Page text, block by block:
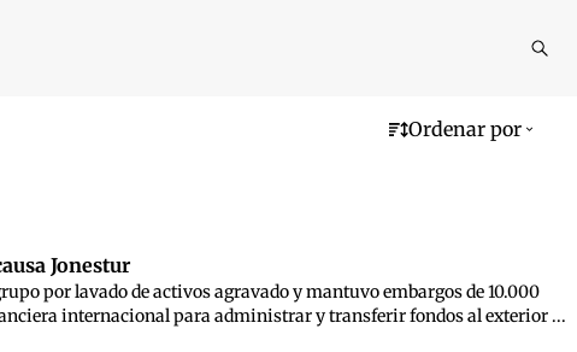
Ordenar por
Jonestur
por lavado de activos agravado y mantuvo embargos de 10.000
internacional para administrar y transferir fondos al exterior ...